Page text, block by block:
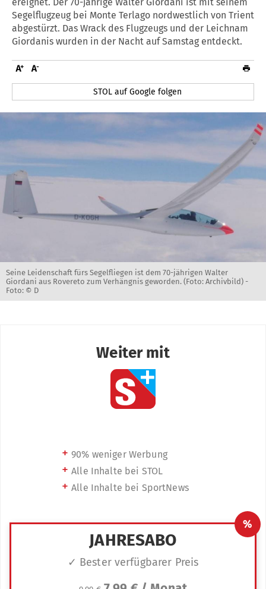
Segelflugzeug bei Monte Terlago nordwestlich von Trient
abgestürzt. Das Wrack des Flugzeugs und der Leichnam
Giordanis wurden in der Nacht auf Samstag entdeckt.
STOL auf Google folgen
Seine Leidenschaft fürs Segelfliegen ist dem 70-jährigen Walter
Giordani aus Rovereto zum Verhängnis geworden. (Foto: Archivbild) -
Foto: © D